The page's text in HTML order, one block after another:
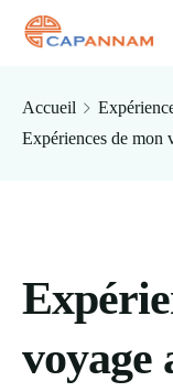
Accueil
Expériences de mon
voyage